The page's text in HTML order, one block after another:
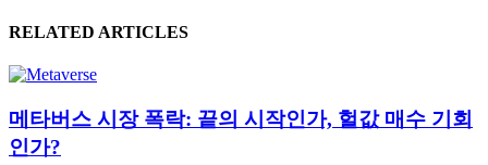
RELATED ARTICLES
메타버스 시장 폭락: 끝의 시작인가, 헐값 매수 기회
인가?